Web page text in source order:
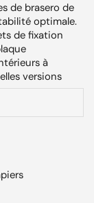
de brasero de
optimale.
de fixation
à
versions
cm de